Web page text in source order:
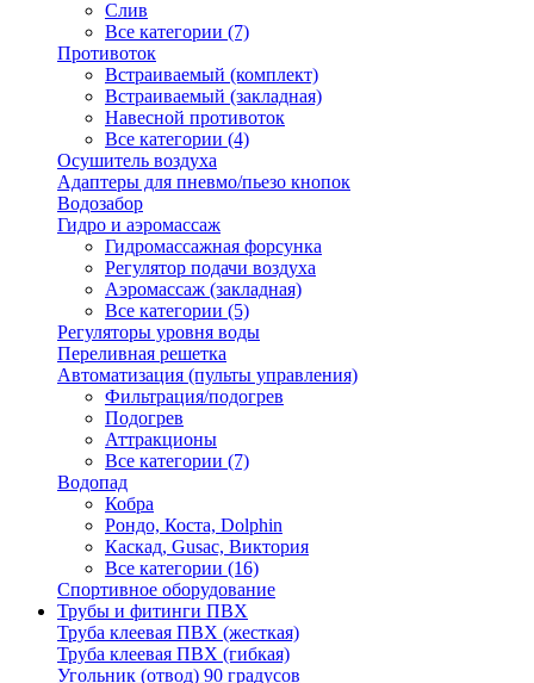
Слив
Все категории (7)
Противоток
Встраиваемый (комплект)
Встраиваемый (закладная)
Навесной противоток
Все категории (4)
Осушитель воздуха
Адаптеры для пневмо/пьезо кнопок
Водозабор
Гидро и аэромассаж
Гидромассажная форсунка
Регулятор подачи воздуха
Аэромассаж (закладная)
Все категории (5)
Регуляторы уровня воды
Переливная решетка
Автоматизация (пульты управления)
Фильтрация/подогрев
Подогрев
Аттракционы
Все категории (7)
Водопад
Кобра
Рондо, Коста, Dolphin
Каскад, Gusac, Виктория
Все категории (16)
Спортивное оборудование
Трубы и фитинги ПВХ
Труба клеевая ПВХ (жесткая)
Труба клеевая ПВХ (гибкая)
Угольник (отвод) 90 градусов